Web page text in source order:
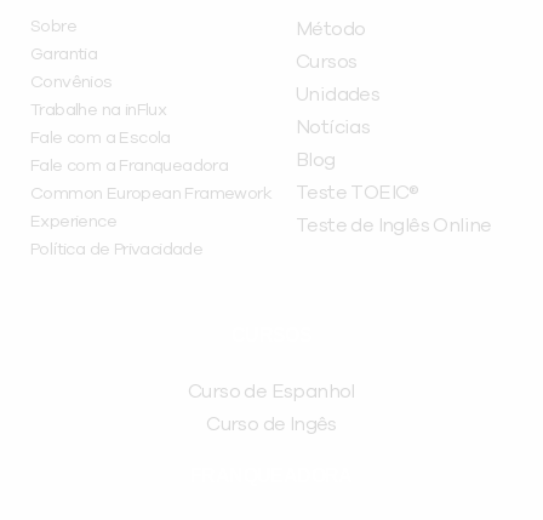
Sobre
Garantia
Convênios
Trabalhe na inFlux
Fale com a Escola
Fale com a Franqueadora
Common European Framework
Experience
Política de Privacidade
Método
Cursos
Unidades
Notícias
Blog
Teste TOEIC®
Teste de Inglês Online
Curso de Espanhol
Curso de Ingês